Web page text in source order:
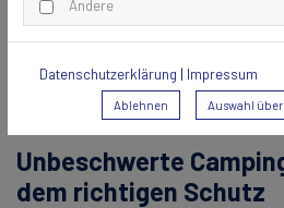
Neben Insektenschutzgitter sind vor
ein wirksamer Schutz vor den
Pflanzen wie Tomaten, Lavendel,
Basilikum wirken abschreckend auf
Unbeschwerte
dem richtigen Schutz
Andere
Datenschutzerklärung | Impressum
Ablehnen Auswahl